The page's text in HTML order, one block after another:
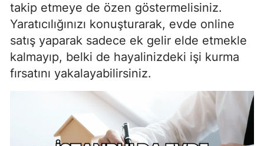
takip etmeye de özen göstermelisiniz.
Yaratıcılığınızı konuşturarak, evde online
satış yaparak sadece ek gelir elde etmekle
kalmayıp, belki de hayalinizdeki işi kurma
fırsatını yakalayabilirsiniz.